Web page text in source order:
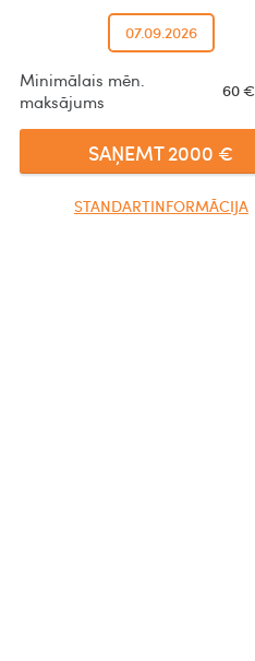
07.09.2026
Minimālais mēn.
maksājums
60€
SAŅEMT2000 €
STANDARTINFORMĀCIJA